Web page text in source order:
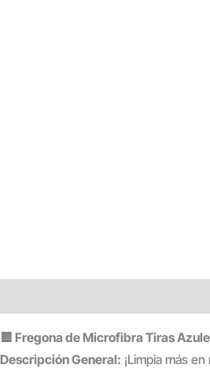
🟦 Fregona de Microfibra Tiras
Descripción General: ¡Limpia más